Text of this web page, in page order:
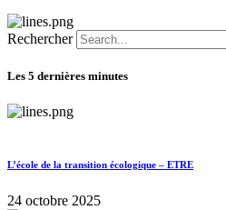
Rechercher
Les 5 dernières minutes
L’école de la transition écologique – ETRE
24 octobre 2025